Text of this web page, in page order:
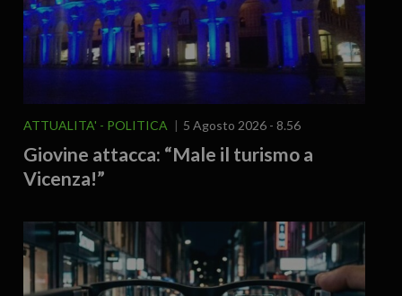
ATTUALITA' POLITICA 5 Agosto 2026 - 8.56
Giovine attacca: “Male il turismo a
Vicenza!”